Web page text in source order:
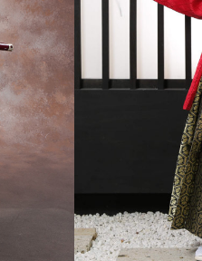
ャツ）
しで可）
せてお越しください